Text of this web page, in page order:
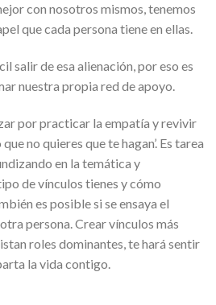
con nosotros mismos, tenemos
que cada persona tiene en ellas.
salir de esa alienación, por eso es
nuestra propia red de apoyo.
por practicar la empatía y revivir
no quieres que te hagan’. Es tarea
en la temática y
de vínculos tienes y cómo
es posible si se ensaya el
persona. Crear vínculos más
roles dominantes, te hará sentir
la vida contigo.